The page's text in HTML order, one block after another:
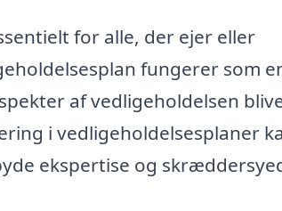
for alle, der ejer eller
fungerer som
af vedligeholdelsen
i vedligeholdelsesplaner
ekspertise og